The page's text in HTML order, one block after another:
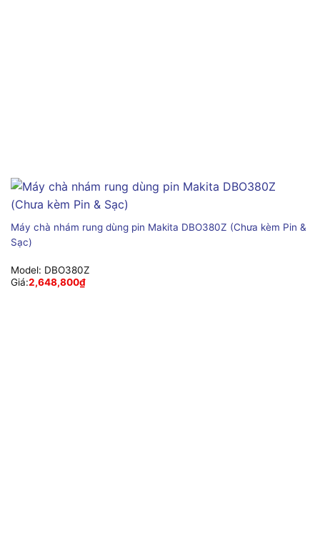
Máy chà nhám rung dùng pin Makita DBO380Z (Chưa kèm Pin &
Sạc)
Model: DBO380Z
Giá:2,648,800₫